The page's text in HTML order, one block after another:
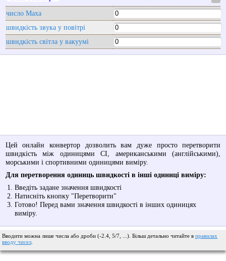
число Маха
швидкість звука у повітрі
швидкість світла у вакуумі
Цей онлайн конвертор дозволить вам дуже просто перетворити
швидкість між одиницями СІ, американськими (англійськими),
морськими і спортивними одиницями виміру.
Для перетворення одиниць швидкості в інші одиниці виміру:
Введіть задане значення швидкості
Натисніть кнопку "Перетворити"
Готово! Перед вами значення швидкості в інших одиницях
виміру.
Вводити можна лише числа або дроби (-2.4, 5/7, ...). Більш детально читайте в правилах
вводу чисел.